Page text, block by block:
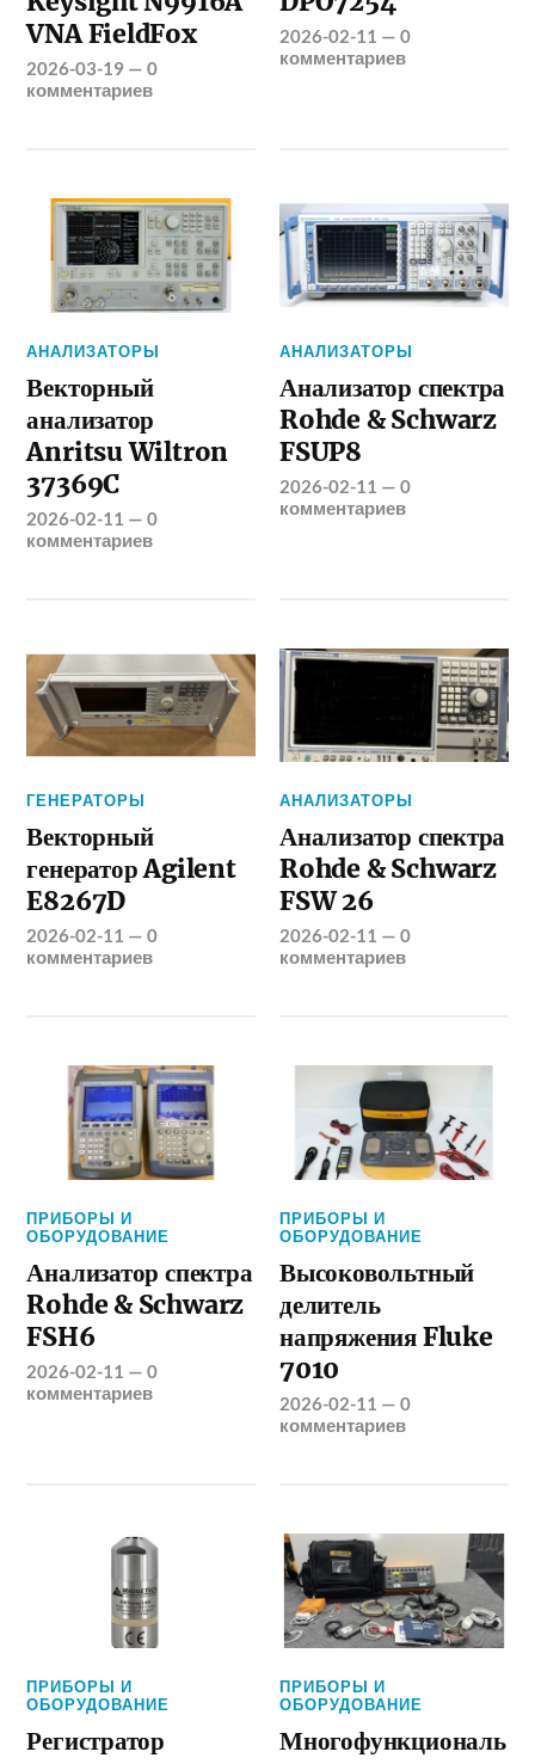
VNA FieldFox
2026-03-19 —0
комментариев
2026-02-11 —0
комментариев
АНАЛИЗАТОРЫ
Векторный
анализатор
Anritsu Wiltron
37369C
2026-02-11 —0
комментариев
АНАЛИЗАТОРЫ
Анализатор спектра
Rohde & Schwarz
FSUP8
2026-02-11 —0
комментариев
ГЕНЕРАТОРЫ
Векторный
генератор Agilent
E8267D
2026-02-11 —0
комментариев
АНАЛИЗАТОРЫ
Анализатор спектра
Rohde & Schwarz
FSW 26
2026-02-11 —0
комментариев
ПРИБОРЫ И
ОБОРУДОВАНИЕ
Анализатор спектра
Rohde & Schwarz
FSH6
2026-02-11 —0
комментариев
ПРИБОРЫ И
ОБОРУДОВАНИЕ
Высоковольтный
делитель
напряжения Fluke
7010
2026-02-11 —0
комментариев
ПРИБОРЫ И
ОБОРУДОВАНИЕ
Регистратор
ПРИБОРЫ И
ОБОРУДОВАНИЕ
Многофункциональ